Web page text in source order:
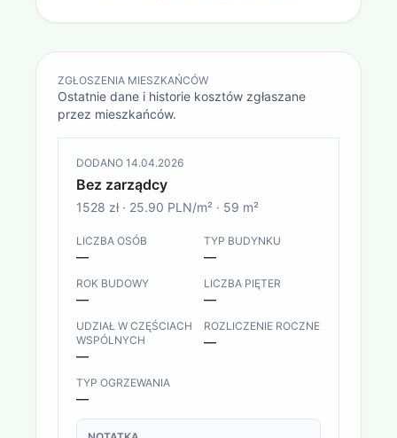
ZGŁOSZENIA MIESZKAŃCÓW
Ostatnie dane i historie kosztów zgłaszane
przez mieszkańców.
DODANO 14.04.2026
Bez zarządcy
1528 zł· 25.90 PLN/m² · 59 m²
LICZBA OSÓB
—
TYP BUDYNKU
—
ROK BUDOWY
—
LICZBA PIĘTER
—
UDZIAŁ W CZĘŚCIACH
WSPÓLNYCH
—
ROZLICZENIE ROCZNE
—
TYP OGRZEWANIA
—